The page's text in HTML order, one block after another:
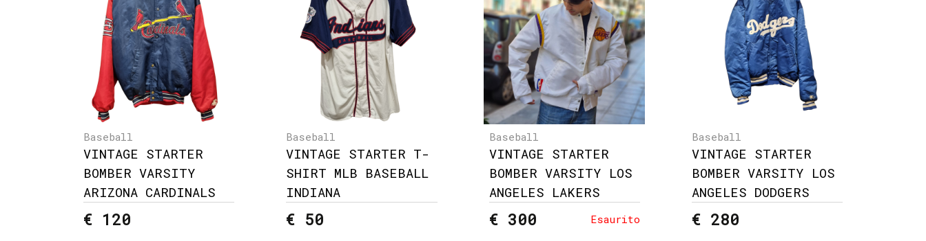
Baseball
VINTAGE STARTER
BOMBER VARSITY
ARIZONA CARDINALS
€ 120
Baseball
VINTAGE STARTER T-
SHIRT MLB BASEBALL
INDIANA
€ 50
Baseball
VINTAGE STARTER
BOMBER VARSITY LOS
ANGELES LAKERS
€ 300 Esaurito
Baseball
VINTAGE STARTER
BOMBER VARSITY LOS
ANGELES DODGERS
€ 280